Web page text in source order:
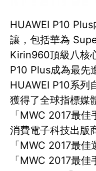
HUAWEI P10
讓，包括華為
Kirin960頂級八核
P10 Plus成為最先
HUAWEI P10系列
獲得了全球指標媒
「MWC 2017最
消費電子科技出版
「MWC 2017最
「MWC 2017最